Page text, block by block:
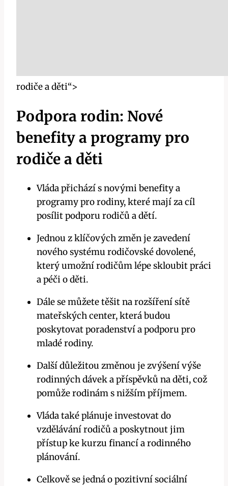
rodiče a děti“>
Podpora rodin: Nové
benefity a programy pro
rodiče a děti
Vláda přichází s novými benefity a
programy pro rodiny, které mají za cíl
posílit podporu rodičů a dětí.
Jednou z klíčových změn je zavedení
nového systému rodičovské dovolené,
který umožní rodičům lépe skloubit práci
a péči o děti.
Dále se můžete těšit na rozšíření sítě
mateřských center, která budou
poskytovat poradenství a podporu pro
mladé rodiny.
Další důležitou změnou je zvýšení výše
rodinných dávek a příspěvků na děti, což
pomůže rodinám s nižším příjmem.
Vláda také plánuje investovat do
vzdělávání rodičů a poskytnout jim
přístup ke kurzu financí a rodinného
plánování.
Celkově se jedná o pozitivní sociální